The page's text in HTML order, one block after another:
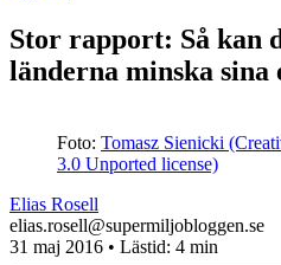
Stor rapport: Så kan
länderna minska sina
Foto: Tomasz Sienicki
3.0 Unported license)
Elias Rosell
elias.rosell@supermiljobloggen.se
31 maj 2016 • Lästid: 4 min